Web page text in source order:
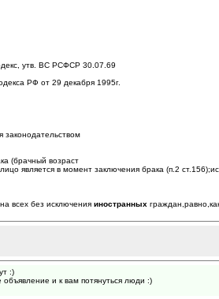
утв. ВС РСФСР 30.07.69
РФ от 29 декабря 1995г.
(брачный возраст
является в момент заключения брака (п.2
всех без исключенияиностранных
:)
и к вам потянуться люди :)